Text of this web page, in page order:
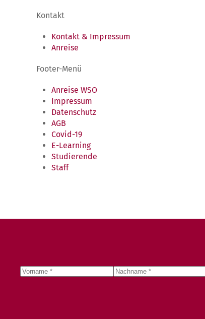
Kontakt
Kontakt & Impressum
Anreise
Footer-Menü
Anreise WSO
Impressum
Datenschutz
AGB
Covid-19
E-Learning
Studierende
Staff